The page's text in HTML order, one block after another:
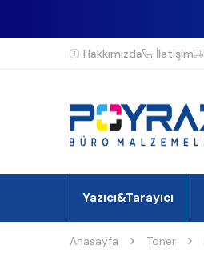
Hakkımızda İletişim
Yazıcı&Tarayıcı
Anasayfa Toner